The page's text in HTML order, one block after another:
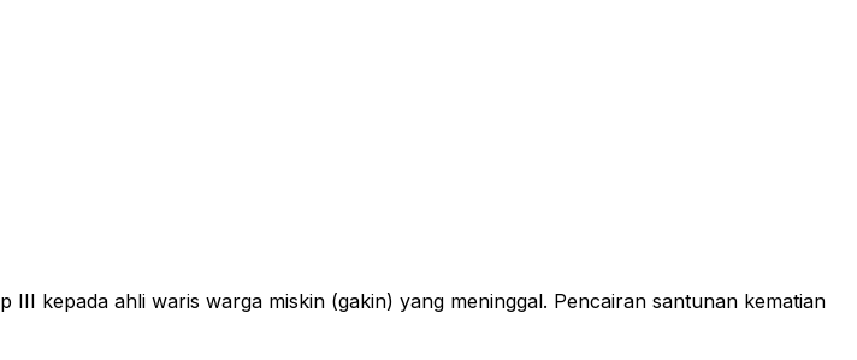
kepada ahli waris warga miskin (gakin) yang meninggal. Pencairan santunan kematian